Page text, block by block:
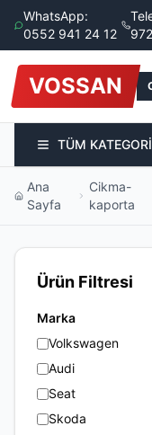
WhatsApp:
0552 941 24 12
VOSSAN
TÜM
Ana
Sayfa
Cikma-
kaporta
Ürün Filtresi
Marka
Volkswagen
Audi
Seat
Skoda